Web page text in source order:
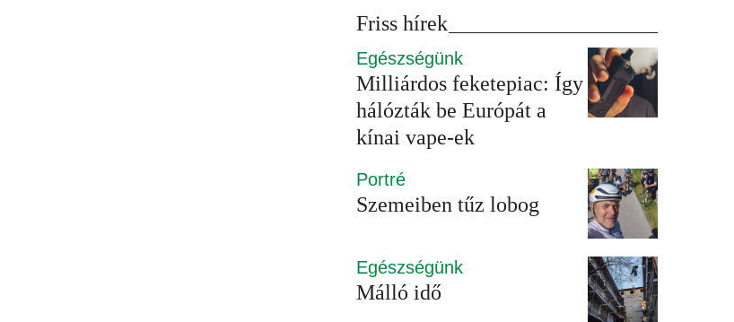
Friss hírek
Egészségünk
Milliárdos feketepiac: Így
hálózták be Európát a
kínai vape-ek
Portré
Szemeiben tűz lobog
Egészségünk
Málló idő